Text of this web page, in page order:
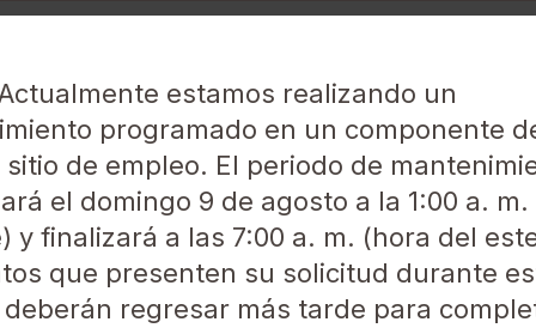
clave Ciudad, región o código postal
estamos realizando un
programado en un componente
de empleo. El periodo de
el domingo 9 de agosto a la 1:00 a. m.
y finalizará a las 7:00 a. m. (hora del
que presenten su solicitud durante
regresar más tarde para